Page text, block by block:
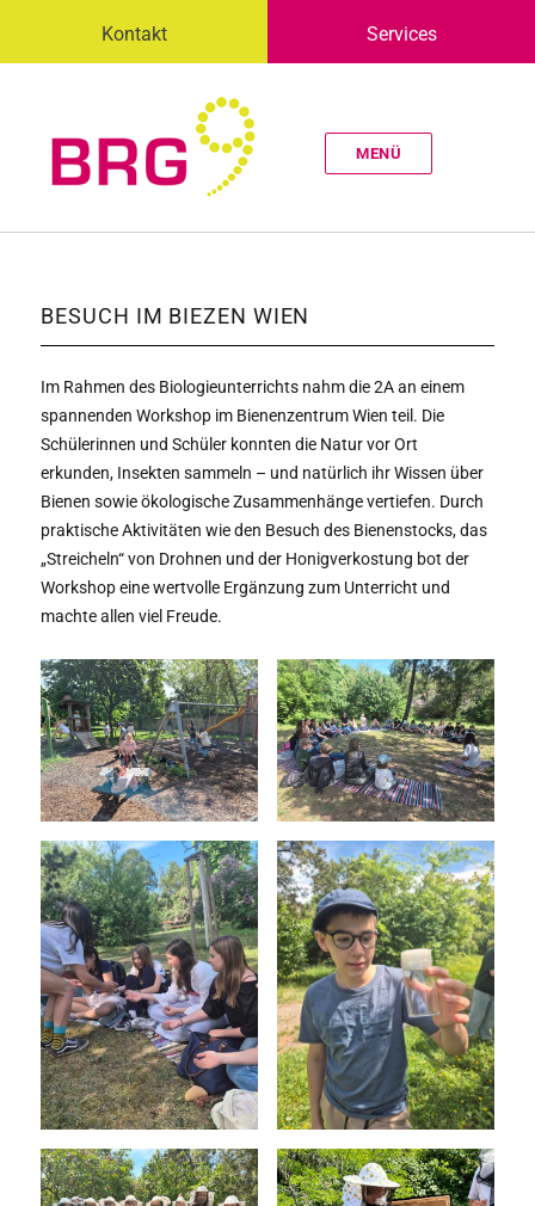
Kontakt Services
MENÜ
BESUCH IM BIEZEN WIEN
Im Rahmen des Biologieunterrichts nahm die 2A an einem
spannenden Workshop im Bienenzentrum Wien teil. Die
Schülerinnen und Schüler konnten die Natur vor Ort
erkunden, Insekten sammeln – und natürlich ihr Wissen über
Bienen sowie ökologische Zusammenhänge vertiefen. Durch
praktische Aktivitäten wie den Besuch des Bienenstocks, das
„Streicheln“ von Drohnen und der Honigverkostung bot der
Workshop eine wertvolle Ergänzung zum Unterricht und
machte allen viel Freude.